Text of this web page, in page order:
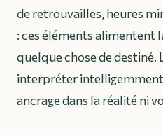
de retrouvailles, heures
: ces éléments alimentent
quelque chose de destiné.
interpréter
ancrage dans la réalité ni